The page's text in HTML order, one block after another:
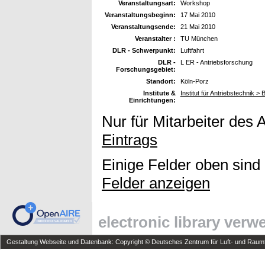
Veranstaltungsart:
Workshop
Veranstaltungsbeginn:
17 Mai 2010
Veranstaltungsende:
21 Mai 2010
Veranstalter :
TU München
DLR - Schwerpunkt:
Luftfahrt
DLR -
Forschungsgebiet:
L ER - Antriebsforschung
Standort:
Köln-Porz
Institute &
Einrichtungen:
Institut für Antriebstechnik >
Nur für Mitarbeiter des
Eintrags
Einige Felder oben
Felder anzeigen
electronic library
Gestaltung Webseite und Datenbank: Copyright © Deutsches Zentrum für Luft- und